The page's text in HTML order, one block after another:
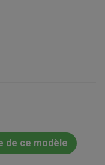
de ce modèle